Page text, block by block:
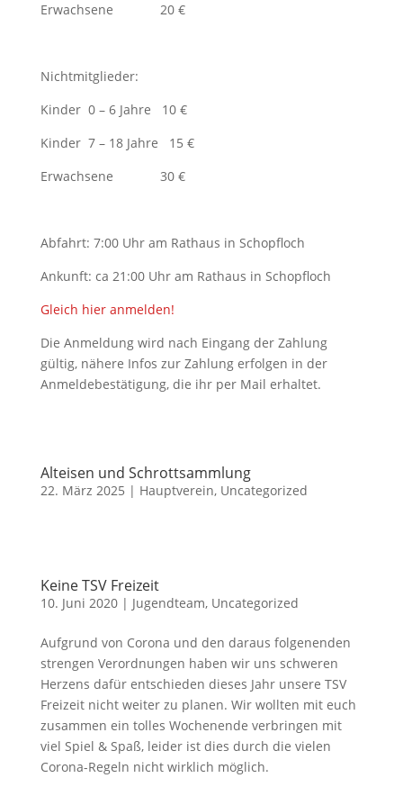
Erwachsene 20 €
Nichtmitglieder:
Kinder 0 – 6 Jahre 10 €
Kinder 7 – 18 Jahre 15 €
Erwachsene 30 €
Abfahrt: 7:00 Uhr am Rathaus in Schopfloch
Ankunft: ca 21:00 Uhr am Rathaus in Schopfloch
Gleich hier anmelden!
Die Anmeldung wird nach Eingang der Zahlung
gültig, nähere Infos zur Zahlung erfolgen in der
Anmeldebestätigung, die ihr per Mail erhaltet.
Alteisen und Schrottsammlung
22. März 2025 | Hauptverein, Uncategorized
Keine TSV Freizeit
10. Juni 2020| Jugendteam, Uncategorized
Aufgrund von Corona und den daraus folgenenden
strengen Verordnungen haben wir uns schweren
Herzens dafür entschieden dieses Jahr unsere TSV
Freizeit nicht weiter zu planen. Wir wollten mit euch
zusammen ein tolles Wochenende verbringen mit
viel Spiel & Spaß, leider ist dies durch die vielen
Corona-Regeln nicht wirklich möglich.